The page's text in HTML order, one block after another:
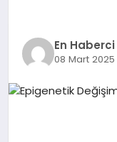
DÜNYA
En Haberci
08 Mart 2025